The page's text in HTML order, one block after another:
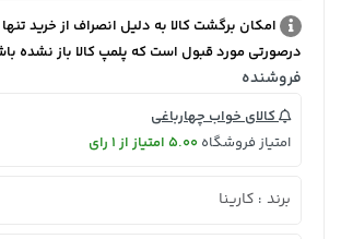
امکان برگشت کالا به دلیل انصراف از خرید تنها
درصورتی مورد قبول است که پلمپ کالا باز نشده
فروشنده
کالای خواب چهارباغی
امتیاز فروشگاه 5.00 امتیاز از 1 رای
برند : کارینا